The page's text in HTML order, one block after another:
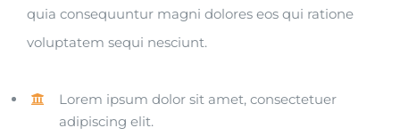
quia consequuntur magni dolores eos qui ratione
voluptatem sequi nesciunt.
Lorem ipsum dolor sit amet, consectetuer
adipiscing elit.